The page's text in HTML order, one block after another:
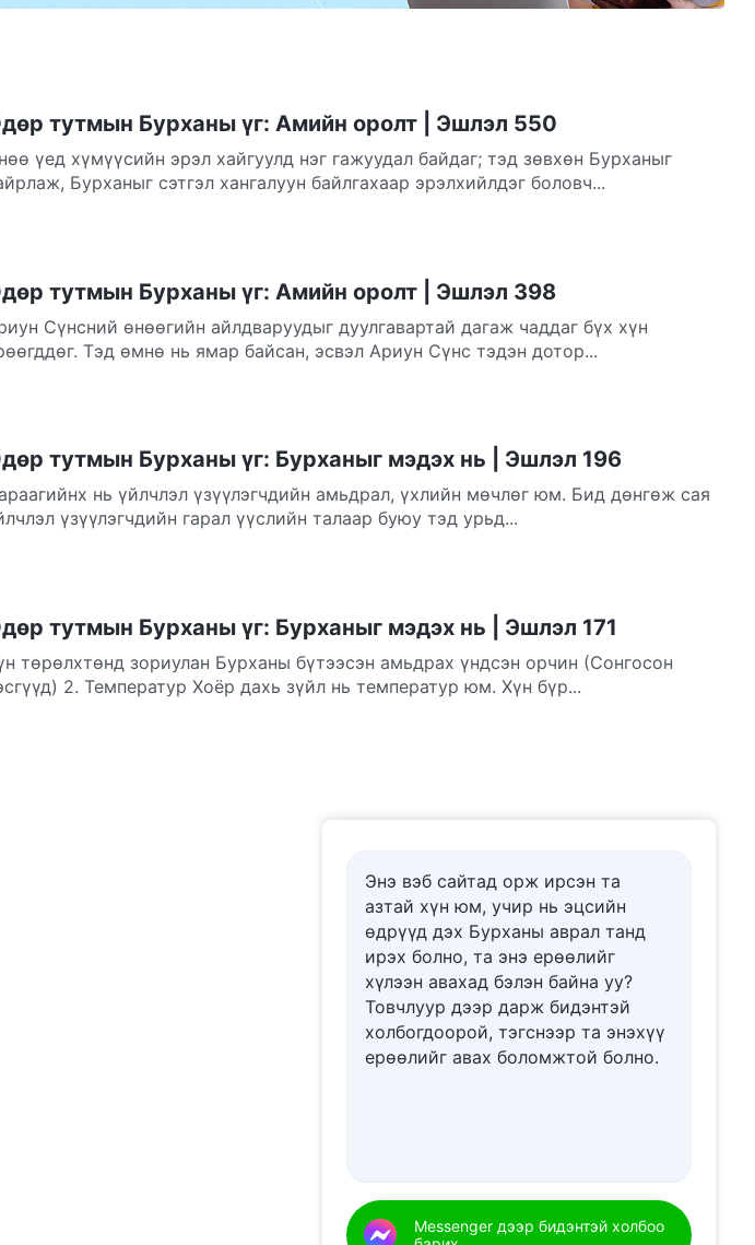
тутмын Бурханы үг: Амийн оролт | Эшлэл 550
үед хүмүүсийн эрэл хайгуулд нэг гажуудал байдаг; тэд зөвхөн Бурханыг
Бурханыг сэтгэл хангалуун байлгахаар эрэлхийлдэг боловч...
тутмын Бурханы үг: Амийн оролт | Эшлэл 398
Сүнсний өнөөгийн айлдваруудыг дуулгавартай дагаж чаддаг бүх хүн
Тэд өмнө нь ямар байсан, эсвэл Ариун Сүнс тэдэн дотор...
тутмын Бурханы үг: Бурханыг мэдэх нь | Эшлэл 196
нь үйлчлэл үзүүлэгчдийн амьдрал, үхлийн мөчлөг юм. Бид дөнгөж сая
үзүүлэгчдийн гарал үүслийн талаар буюу тэд урьд...
тутмын Бурханы үг: Бурханыг мэдэх нь | Эшлэл 171
төрөлхтөнд зориулан Бурханы бүтээсэн амьдрах үндсэн орчин (Сонгосон
2. Температур Хоёр дахь зүйл нь температур юм. Хүн бүр...
Энэ вэб сайтад орж ирсэн та
азтай хүн юм, учир нь эцсийн
өдрүүд дэх Бурханы аврал танд
ирэх болно, та энэ ерѳѳлийг
хүлээн авахад бэлэн байна уу?
Товчлуур дээр дарж бидэнтэй
холбогдоорой, тэгснээр та энэхүү
ерѳѳлийг авах боломжтой болно.
Messenger дээр бидэнтэй холбоо